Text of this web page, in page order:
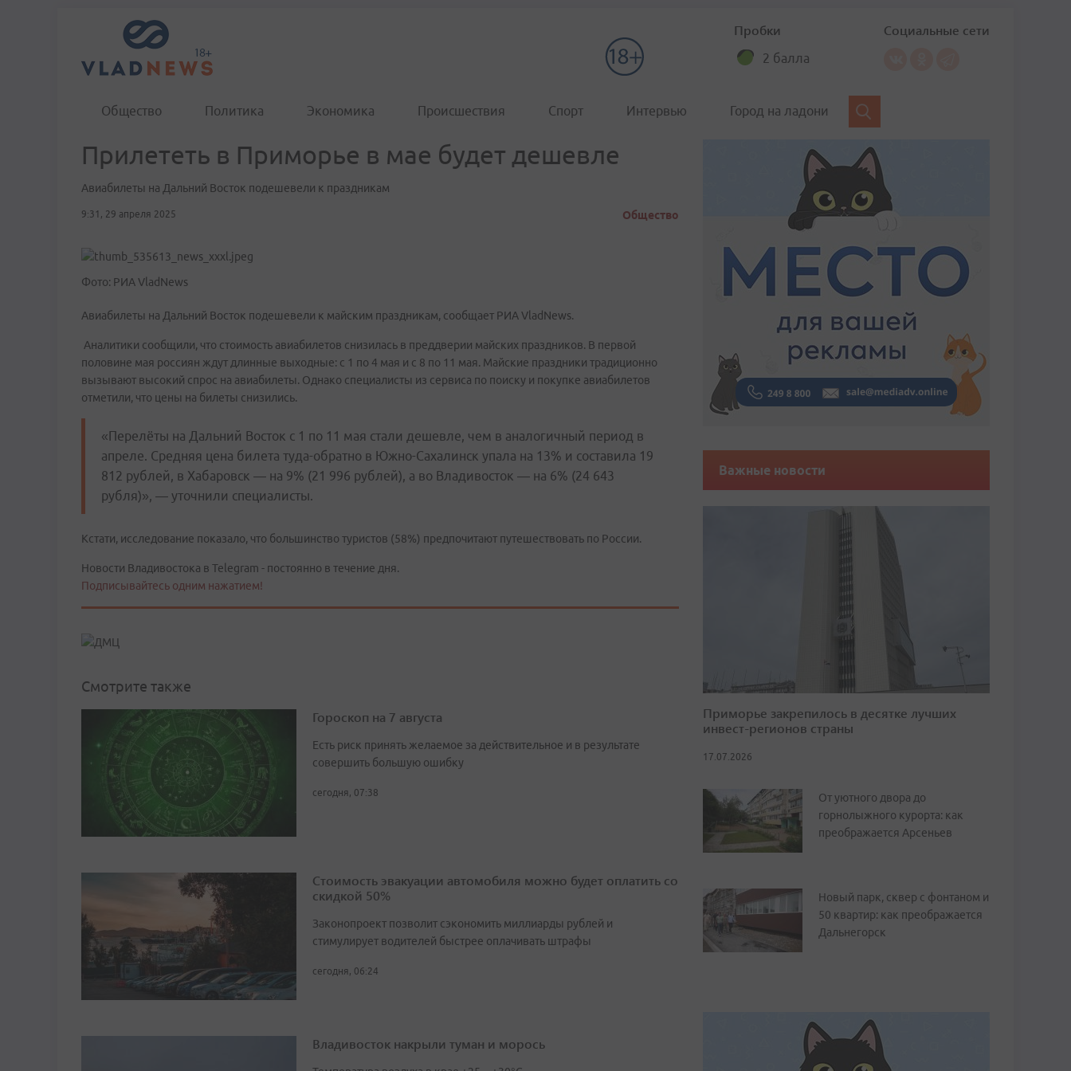
Пробки
2 балла
Социальные сети
Общество Политика Экономика Происшествия Спорт Интервью Город на ладони
Прилететь в Приморье в мае будет дешевле
Авиабилеты на Дальний Восток подешевели к праздникам
9:31, 29 апреля 2025 Общество
Фото: РИА VladNews
Авиабилеты на Дальний Восток подешевели к майским праздникам, сообщает РИА VladNews.
Аналитики сообщили, что стоимость авиабилетов снизилась в преддверии майских праздников. В первой
половине мая россиян ждут длинные выходные: с 1 по 4 мая и с 8 по 11 мая. Майские праздники традиционно
вызывают высокий спрос на авиабилеты. Однако специалисты из сервиса по поиску и покупке авиабилетов
отметили, что цены на билеты снизились.
«Перелёты на Дальний Восток с 1 по 11 мая стали дешевле, чем в аналогичный период в
апреле. Средняя цена билета туда-обратно в Южно-Сахалинск упала на 13% и составила 19
812 рублей, в Хабаровск — на 9% (21 996 рублей), а во Владивосток — на 6% (24 643
рубля)», — уточнили специалисты.
Кстати, исследование показало, что большинство туристов (58%) предпочитают путешествовать по России.
Новости Владивостока в Telegram - постоянно в течение дня.
Подписывайтесь одним нажатием!
Смотрите также
Гороскоп на 7 августа
Есть риск принять желаемое за действительное и в результате
совершить большую ошибку
сегодня, 07:38
Стоимость эвакуации автомобиля можно будет оплатить со
скидкой 50%
Законопроект позволит сэкономить миллиарды рублей и
стимулирует водителей быстрее оплачивать штрафы
сегодня, 06:24
Владивосток накрыли туман и морось
Важные новости
Приморье закрепилось в десятке лучших
инвест-регионов страны
17.07.2026
От уютного двора до
горнолыжного курорта: как
преображается Арсеньев
Новый парк, сквер с фонтаном и
50 квартир: как преображается
Дальнегорск